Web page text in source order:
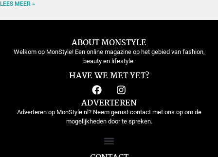
LEES MEER »
ABOUT MONSTYLE
Welkom op MonStyle! Een online magazine op het gebied van fashion,
beauty en lifestyle.
HAVE WE MET YET?
ADVERTEREN
Adverteren op MonStyle.nl? Neem gerust contact met ons op om de
mogelijkheden door te spreken.